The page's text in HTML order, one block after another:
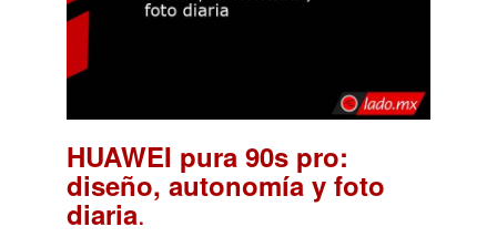
HUAWEI pura 90s pro:
diseño, autonomía y foto
diaria.